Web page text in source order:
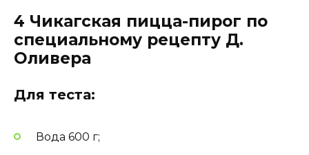
4 Чикагская пицца-пирог по
специальному рецепту Д.
Оливера
Для теста:
Вода 600 г;